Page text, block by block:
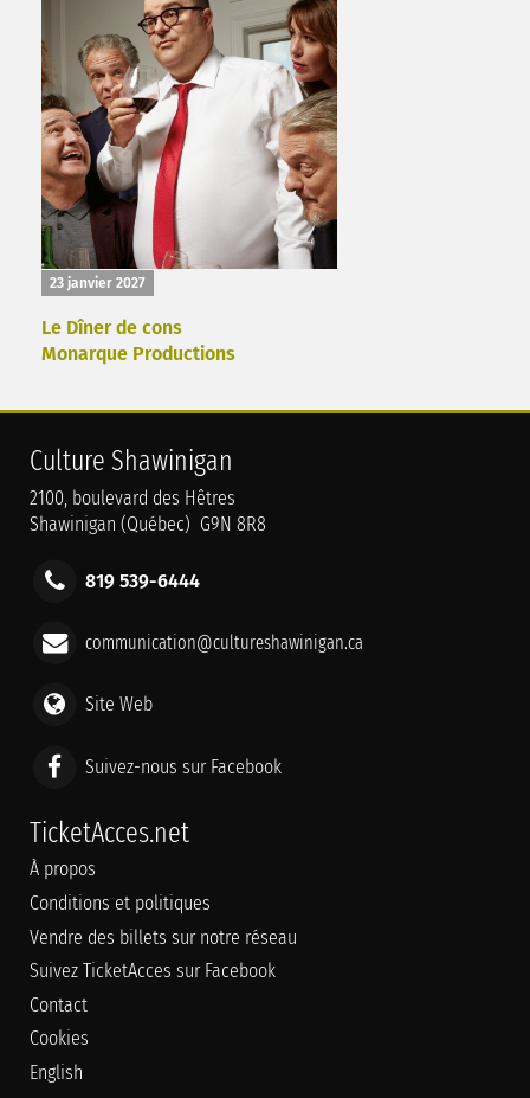
23 janvier 2027
Le Dîner de cons
Monarque Productions
Culture Shawinigan
2100, boulevard des Hêtres
Shawinigan (Québec) G9N 8R8
819 539-6444
communication@cultureshawinigan.ca
Site Web
Suivez-nous sur Facebook
TicketAcces.net
À propos
Conditions et politiques
Vendre des billets sur notre réseau
Suivez TicketAcces sur Facebook
Contact
Cookies
English